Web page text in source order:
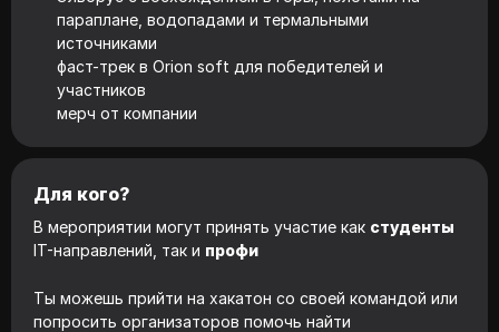
параплане, водопадами и термальными
источниками
фаст-трек в Orion soft для победителей и
участников
мерч от компании
Для кого?
В мероприятии могут принять участие как студенты
IT-направлений, так и профи
Ты можешь прийти на хакатон со своей командой или
попросить организаторов помочь найти